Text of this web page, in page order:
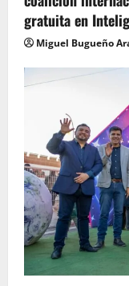
gratuita en
Miguel Bugueño